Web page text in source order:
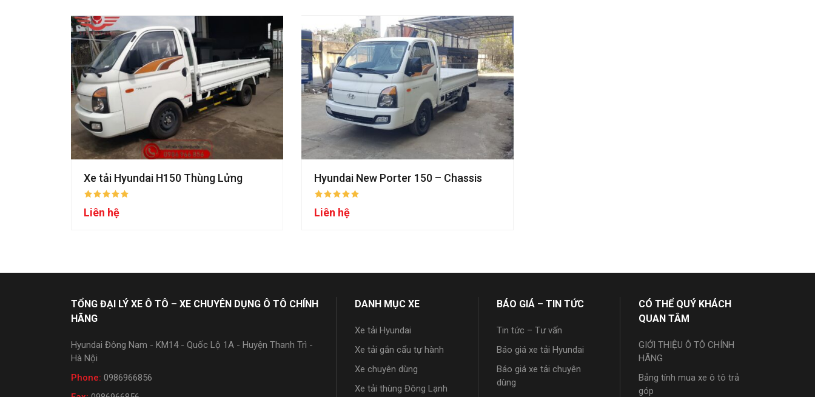
Xe tải Hyundai H150 Thùng Lửng
Liên hệ
Hyundai New Porter 150 – Chassis
Liên hệ
TỔNG ĐẠI LÝ XE Ô TÔ – XE CHUYÊN DỤNG Ô TÔ CHÍNH
HÃNG
Hyundai Đông Nam - KM14 - Quốc Lộ 1A - Huyện Thanh Trì -
Hà Nội
Phone: 0986966856
DANH MỤC XE
Xe tải Hyundai
Xe tải gắn cẩu tự hành
Xe chuyên dùng
Xe tải thùng Đông Lạnh
BÁO GIÁ – TIN TỨC
Tin tức – Tư vấn
Báo giá xe tải Hyundai
Báo giá xe tải chuyên
dùng
CÓ THỂ QUÝ KHÁCH
QUAN TÂM
GIỚI THIỆU Ô TÔ CHÍNH
HÃNG
Bảng tính mua xe ô tô trả
góp